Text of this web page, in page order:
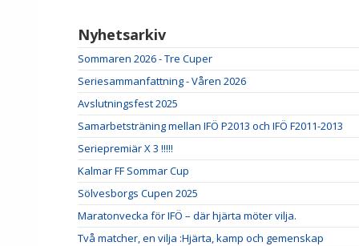
Nyhetsarkiv
Sommaren 2026 - Tre Cuper
Seriesammanfattning - Våren 2026
Avslutningsfest 2025
Samarbetsträning mellan IFÖ P2013 och IFÖ F2011-2013
Seriepremiär X 3 !!!!!
Kalmar FF Sommar Cup
Sölvesborgs Cupen 2025
Maratonvecka för IFÖ – där hjärta möter vilja.
Två matcher, en vilja :Hjärta, kamp och gemenskap